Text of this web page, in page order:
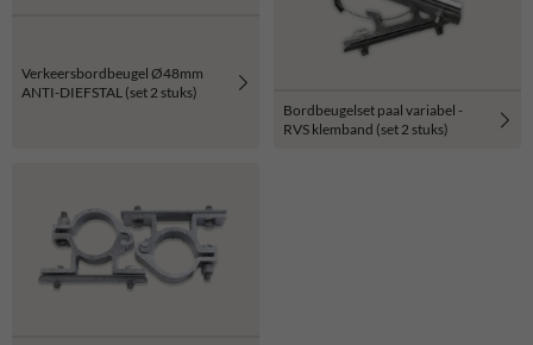
Verkeersbordbeugel Ø48mm
ANTI-DIEFSTAL (set 2 stuks)
Bordbeugelset paal variabel -
RVS klemband (set 2 stuks)